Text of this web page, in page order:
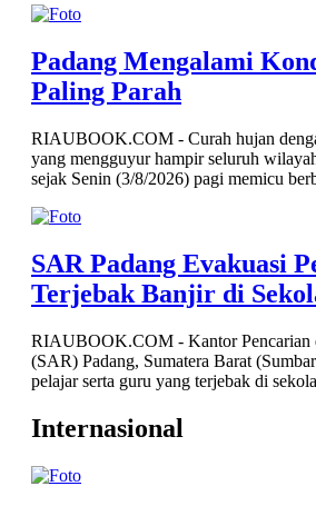
Padang Mengalami
Paling Parah
RIAUBOOK.COM - Curah hujan
yang mengguyur hampir seluruh
sejak Senin (3/8/2026) pagi memicu
Internasional